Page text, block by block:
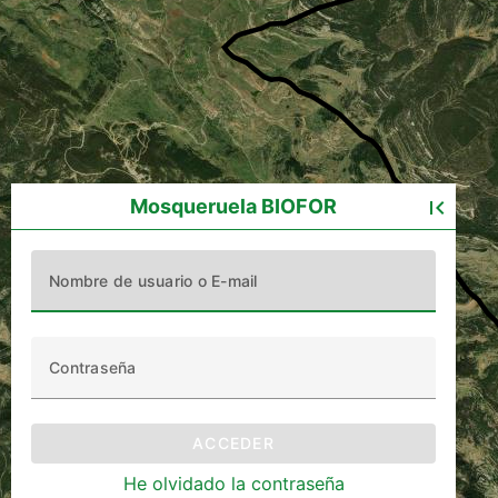
Mosqueruela BIOFOR first_page
ACCEDER
He olvidado la contraseña